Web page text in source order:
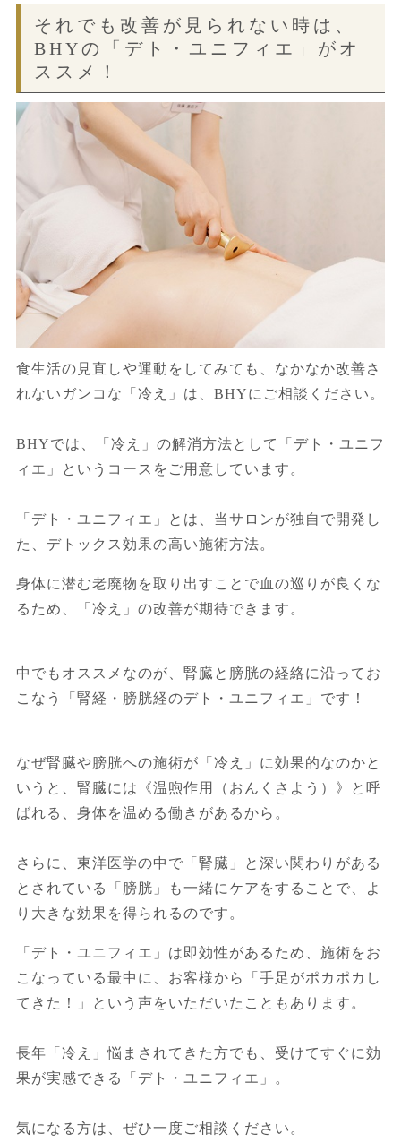
それでも改善が見られない時は、
BHYの「デト・ユニフィエ」がオ
ススメ！
食生活の見直しや運動をしてみても、なかなか改善さ
れないガンコな「冷え」は、BHYにご相談ください。
BHYでは、「冷え」の解消方法として「デト・ユニフ
ィエ」というコースをご用意しています。
「デト・ユニフィエ」とは、当サロンが独自で開発し
た、デトックス効果の高い施術方法。
身体に潜む老廃物を取り出すことで血の巡りが良くな
るため、「冷え」の改善が期待できます。
中でもオススメなのが、腎臓と膀胱の経絡に沿ってお
こなう「腎経・膀胱経のデト・ユニフィエ」です！
なぜ腎臓や膀胱への施術が「冷え」に効果的なのかと
いうと、腎臓には《温煦作用（おんくさよう）》と呼
ばれる、身体を温める働きがあるから。
さらに、東洋医学の中で「腎臓」と深い関わりがある
とされている「膀胱」も一緒にケアをすることで、よ
り大きな効果を得られるのです。
「デト・ユニフィエ」は即効性があるため、施術をお
こなっている最中に、お客様から「手足がポカポカし
てきた！」という声をいただいたこともあります。
長年「冷え」悩まされてきた方でも、受けてすぐに効
果が実感できる「デト・ユニフィエ」。
気になる方は、ぜひ一度ご相談ください。